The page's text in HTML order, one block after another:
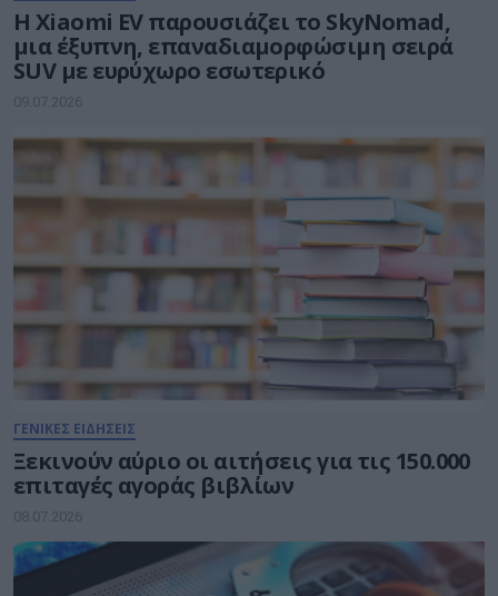
Η Xiaomi EV παρουσιάζει το SkyNomad,
μια έξυπνη, επαναδιαμορφώσιμη σειρά
SUV με ευρύχωρο εσωτερικό
09.07.2026
ΓΕΝΙΚΕΣ ΕΙΔΗΣΕΙΣ
Ξεκινούν αύριο οι αιτήσεις για τις 150.000
επιταγές αγοράς βιβλίων
08.07.2026